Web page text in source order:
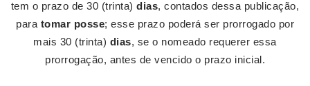
tem o prazo de 30 (trinta)dias, contados dessa publicação,
para tomar posse; esse prazo poderá ser prorrogado por
mais 30 (trinta) dias, se o nomeado requerer essa
prorrogação, antes de vencido o prazo inicial.